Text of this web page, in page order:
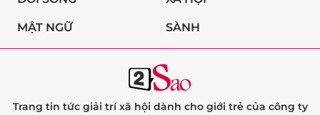
MẬT NGỮ SÀNH
Trang tin tức giải trí xã hội dành cho giới trẻ của công ty